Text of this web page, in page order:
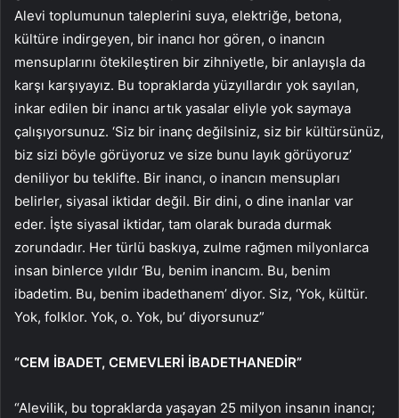
Alevi toplumunun taleplerini suya, elektriğe, betona,
kültüre indirgeyen, bir inancı hor gören, o inancın
mensuplarını ötekileştiren bir zihniyetle, bir anlayışla da
karşı karşıyayız. Bu topraklarda yüzyıllardır yok sayılan,
inkar edilen bir inancı artık yasalar eliyle yok saymaya
çalışıyorsunuz. ‘Siz bir inanç değilsiniz, siz bir kültürsünüz,
biz sizi böyle görüyoruz ve size bunu layık görüyoruz’
deniliyor bu teklifte. Bir inancı, o inancın mensupları
belirler, siyasal iktidar değil. Bir dini, o dine inanlar var
eder. İşte siyasal iktidar, tam olarak burada durmak
zorundadır. Her türlü baskıya, zulme rağmen milyonlarca
insan binlerce yıldır ‘Bu, benim inancım. Bu, benim
ibadetim. Bu, benim ibadethanem’ diyor. Siz, ‘Yok, kültür.
Yok, folklor. Yok, o. Yok, bu’ diyorsunuz”
“CEM İBADET, CEMEVLERİ İBADETHANEDİR”
“Alevilik, bu topraklarda yaşayan 25 milyon insanın inancı;